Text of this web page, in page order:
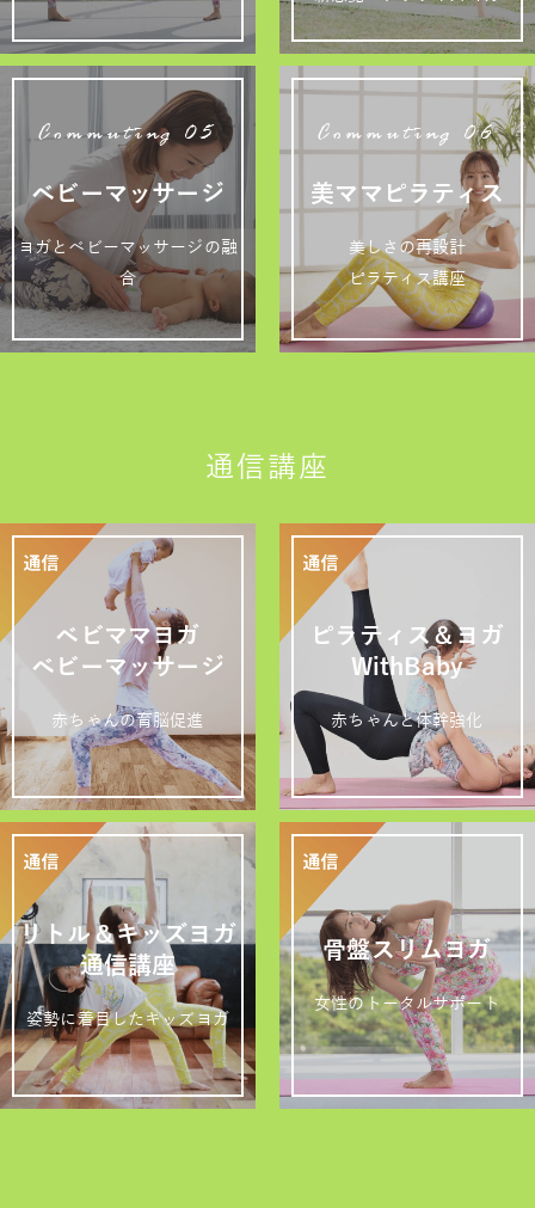
Commuting 05
ベビーマッサージ
ヨガとベビーマッサージの融
合
Commuting 06
美ママピラティス
美しさの再設計
ピラティス講座
通信講座
ベビママヨガ
ベビーマッサージ
赤ちゃんの育脳促進
ピラティス＆ヨガ
WithBaby
赤ちゃんと体幹強化
リトル＆キッズヨガ
通信講座
姿勢に着目したキッズヨガ
骨盤スリムヨガ
女性のトータルサポート